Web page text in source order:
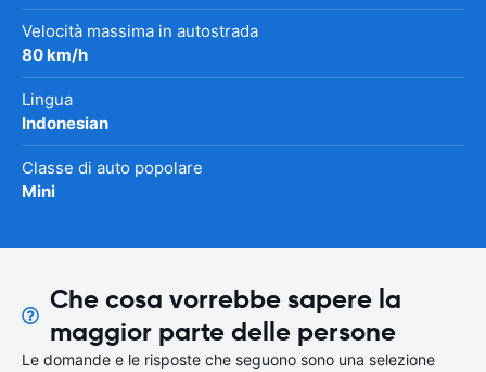
Velocità massima in autostrada
80 km/h
Lingua
Indonesian
Classe di auto popolare
Mini
Che cosa vorrebbe sapere la
maggior parte delle persone
Le domande e le risposte che seguono sono una selezione